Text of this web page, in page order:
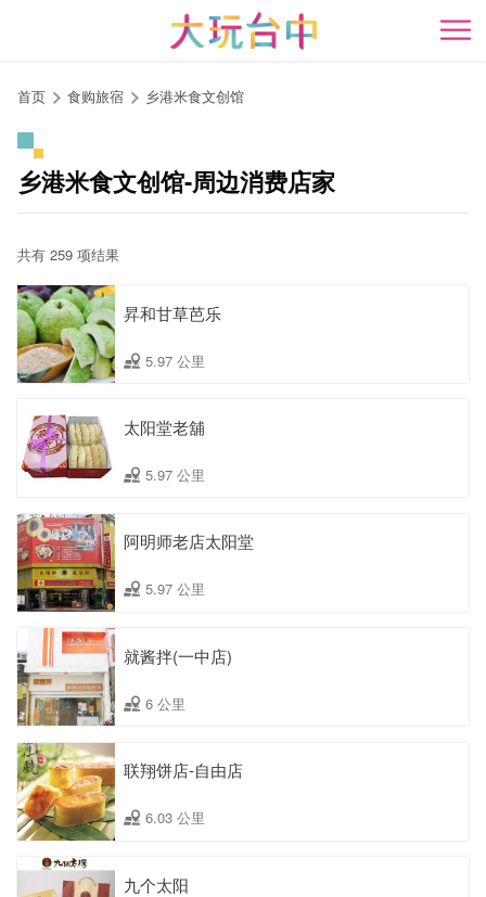
开
首页 食购旅宿 乡港米食文创馆
乡港米食文创馆-周边消费店家
共有 259 项结果
昇和甘草芭乐
5.97 公里
太阳堂老舖
5.97 公里
阿明师老店太阳堂
5.97 公里
就酱拌(一中店)
6 公里
联翔饼店-自由店
6.03 公里
九个太阳